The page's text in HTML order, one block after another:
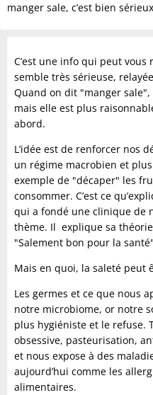
manger sale, c’est bien
C’est une info qui peut vous
semble très sérieuse,
Quand on dit "manger
mais elle est plus
abord.
L’idée est de renforcer nos
un régime macrobien et
exemple de "décaper" les
consommer. C’est ce
qui a fondé une clinique de
thème. Il explique sa
"Salement bon pour la
Mais en quoi, la saleté peut
Les germes et ce que nous
notre microbiome, or notre
plus hygiéniste et le refuse.
obsessive, pasteurisation,
et nous expose à des
aujourd’hui comme les
alimentaires.